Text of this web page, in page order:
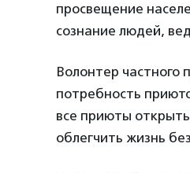
просвещение
сознание людей,
Волонтер частного
потребность
все приюты
облегчить жизнь